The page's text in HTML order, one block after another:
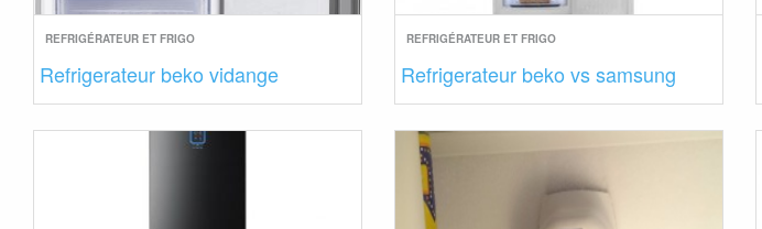
REFRIGÉRATEUR ET FRIGO
Refrigerateur beko vidange
REFRIGÉRATEUR ET FRIGO
Refrigerateur beko vs samsung